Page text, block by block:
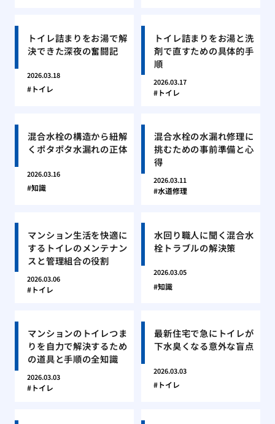
トイレ詰まりをお湯で解
決できた深夜の奮闘記
2026.03.18
トイレ
トイレ詰まりをお湯と洗
剤で直すための具体的手
順
2026.03.17
トイレ
混合水栓の構造から紐解
くポタポタ水漏れの正体
2026.03.16
知識
混合水栓の水漏れ修理に
挑むための事前準備と心
得
2026.03.11
水道修理
マンション生活を快適に
するトイレのメンテナン
スと管理組合の役割
2026.03.06
トイレ
水回り職人に聞く混合水
栓トラブルの解決策
2026.03.05
知識
マンションのトイレつま
りを自力で解決するため
の道具と手順の全知識
2026.03.03
トイレ
最新住宅で急にトイレが
下水臭くなる意外な盲点
2026.03.03
トイレ